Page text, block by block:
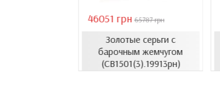
46051 грн 65787 грн
Золотые серьги с
барочным жемчугом
(СВ1501(3).19913рн)